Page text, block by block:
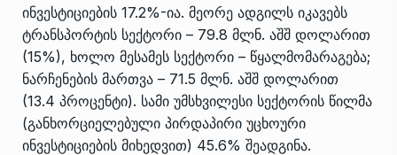
ინვესტიციების 17.2%-ია. მეორე ადგილს იკავებს
ტრანსპორტის სექტორი – 79.8 მლნ. აშშ დოლარით
(15%), ხოლო მესამეს სექტორი – წყალმომარაგება;
ნარჩენების მართვა – 71.5 მლნ. აშშ დოლარით
(13.4 პროცენტი). სამი უმსხვილესი სექტორის წილმა
(განხორციელებული პირდაპირი უცხოური
ინვესტიციების მიხედვით) 45.6% შეადგინა.